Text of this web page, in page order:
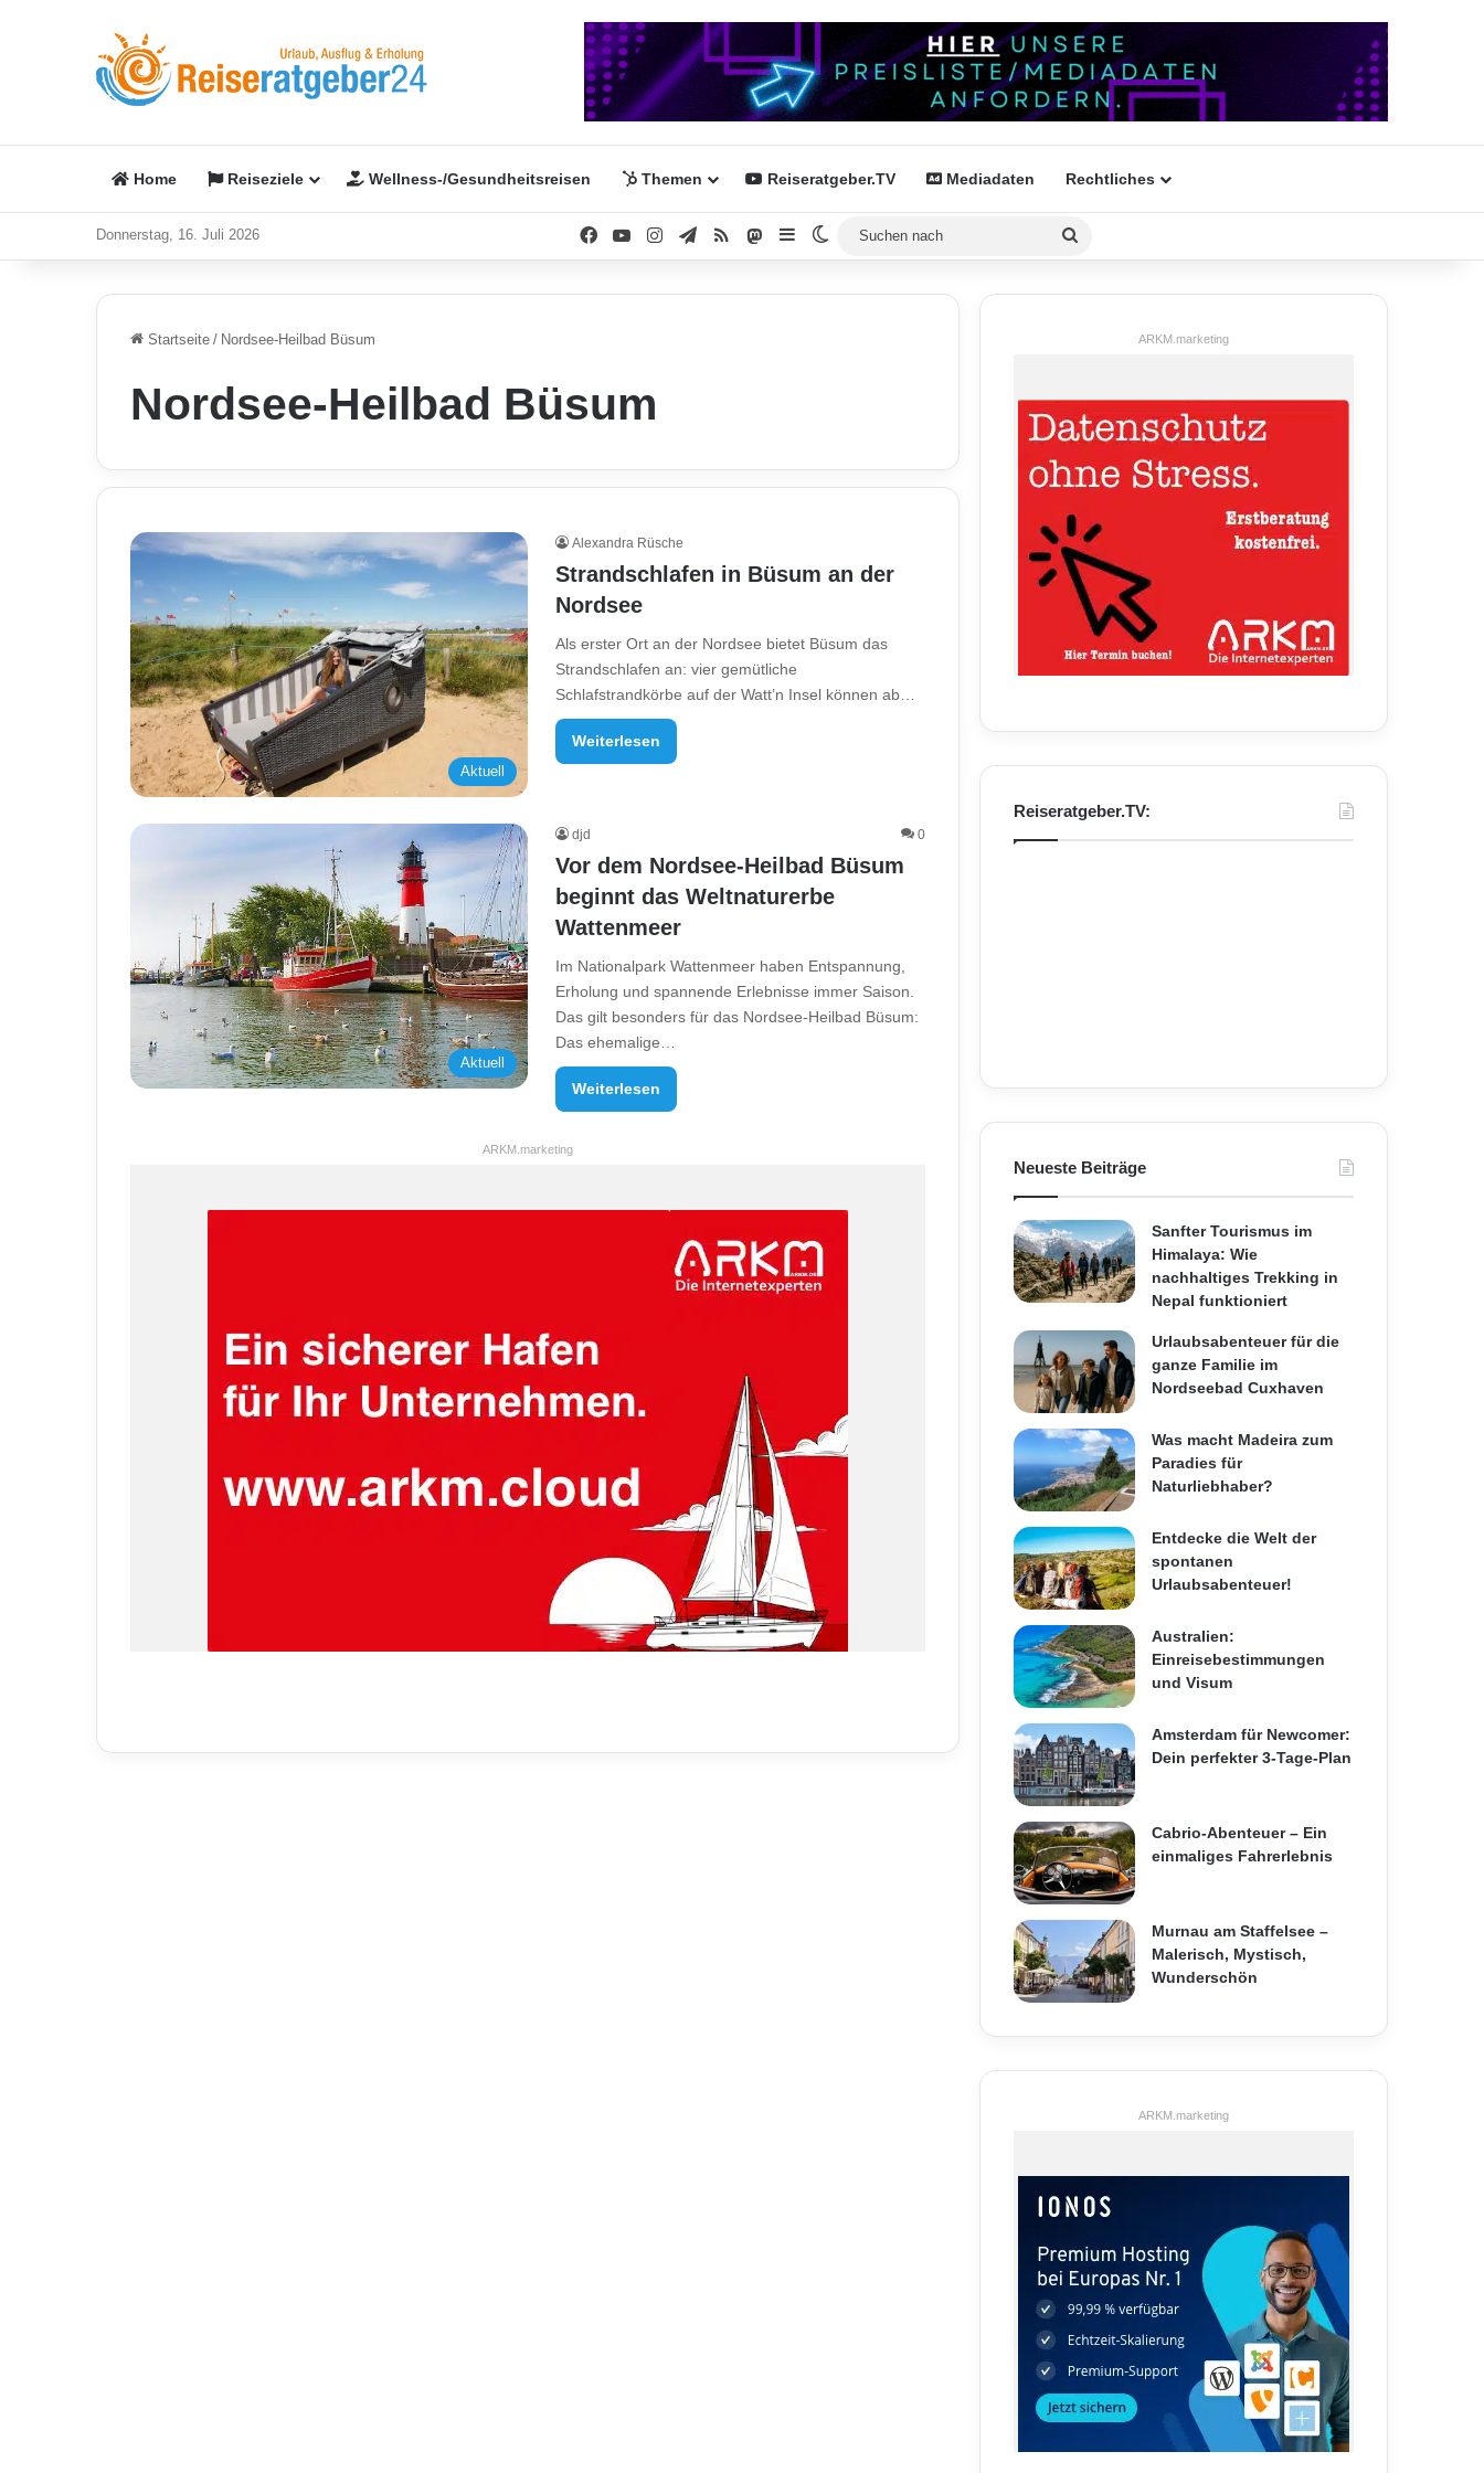
Home Reiseziele Wellness-/Gesundheitsreisen Themen Reiseratgeber.TV Mediadaten Rechtliches
Donnerstag, 16. Juli 2026 FacebookYouTubeInstagramTelegram
RSS Mastodon
SidebarSkin umschalten
Startseite / Nordsee-Heilbad Büsum
Nordsee-Heilbad Büsum
Aktuell
Alexandra Rüsche
Strandschlafen in Büsum an der
Nordsee
Als erster Ort an der Nordsee bietet Büsum das
Strandschlafen an: vier gemütliche
Schlafstrandkörbe auf der Watt’n Insel können ab…
Weiterlesen
Aktuell
djd 0
Vor dem Nordsee-Heilbad Büsum
beginnt das Weltnaturerbe
Wattenmeer
Im Nationalpark Wattenmeer haben Entspannung,
Erholung und spannende Erlebnisse immer Saison.
Das gilt besonders für das Nordsee-Heilbad Büsum:
Das ehemalige…
Weiterlesen
ARKM.marketing
ARKM.marketing
Reiseratgeber.TV:
Neueste Beiträge
Sanfter Tourismus im
Himalaya: Wie
nachhaltiges Trekking in
Nepal funktioniert
Urlaubsabenteuer für die
ganze Familie im
Nordseebad Cuxhaven
Was macht Madeira zum
Paradies für
Naturliebhaber?
Entdecke die Welt der
spontanen
Urlaubsabenteuer!
Australien:
Einreisebestimmungen
und Visum
Amsterdam für Newcomer:
Dein perfekter 3-Tage-Plan
Cabrio-Abenteuer – Ein
einmaliges Fahrerlebnis
Murnau am Staffelsee –
Malerisch, Mystisch,
Wunderschön
ARKM.marketing